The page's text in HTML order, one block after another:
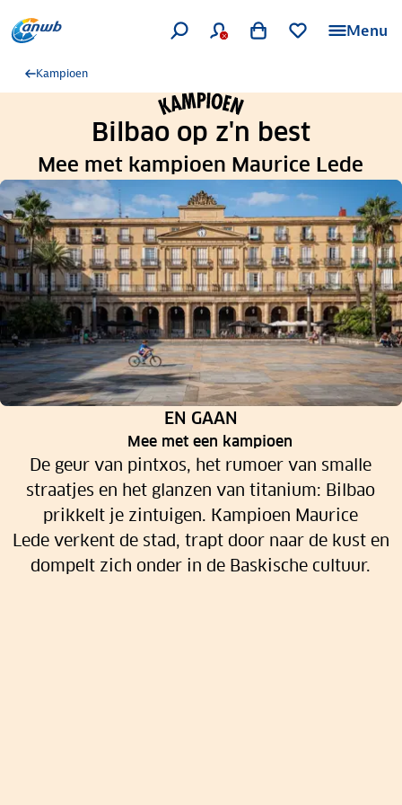
Menu
Kampioen
Bilbao op z'n best
Mee met kampioen Maurice Lede
RUBRIEK:
EN GAAN
Mee met een kampioen
De geur van pintxos, het rumoer van smalle
straatjes en het glanzen van titanium: Bilbao
prikkelt je zintuigen. Kampioen Maurice
Lede verkent de stad, trapt door naar de kust en
dompelt zich onder in de Baskische cultuur.